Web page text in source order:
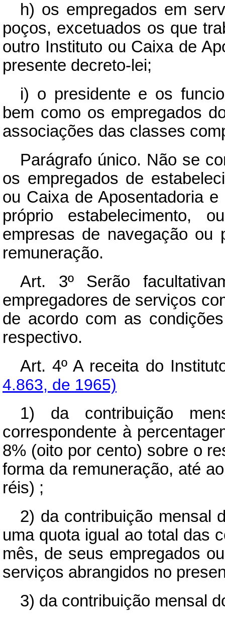
h) os empregados em
poços, excetuados os que
outro Instituto ou Caixa de
presente decreto-lei;
i) o presidente e os
bem como os empregados
associações das classes
Parágrafo único. Não se
os empregados de
ou Caixa de Aposentadoria
próprio estabelecimento,
empresas de navegação ou
remuneração.
Art. 3º Serão
empregadores de serviços
de acordo com as
respectivo.
Art. 4º A receita do
4.863, de 1965)
1) da contribuição
correspondente à
8% (oito por cento) sobre o
forma da remuneração, até
réis) ;
2) da contribuição mensal
uma quota igual ao total das
mês, de seus empregados
serviços abrangidos no
3) da contribuição mensal